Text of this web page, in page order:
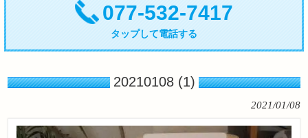
077-532-7417
タップして電話する
20210108 (1)
2021/01/08